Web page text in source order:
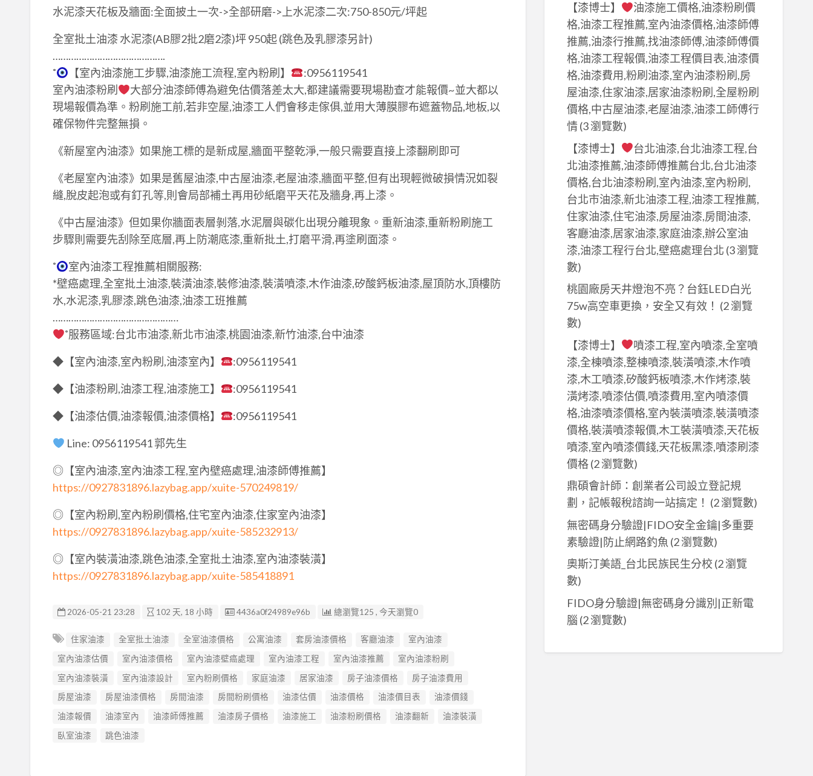
水泥漆天花板及牆面:全面披土一次->全部研磨->上水泥漆二次:750-850元/坪起
全室批土油漆 水泥漆(AB膠2批2磨2漆)坪 950起 (跳色及乳膠漆另計)
…………………………………….
˚
【室內油漆施工步驟,油漆施工流程,室內粉刷】
:0956119541
室內油漆粉刷
大部分油漆師傅為避免估價落差太大,都建議需要現場勘查才能報價~並大都以
現場報價為準。粉刷施工前,若非空屋,油漆工人們會移走傢俱,並用大薄膜膠布遮蓋物品,地板,以
確保物件完整無損。
《新屋室內油漆》如果施工標的是新成屋,牆面平整乾淨,一般只需要直接上漆翻刷即可
《老屋室內油漆》如果是舊屋油漆,中古屋油漆,老屋油漆,牆面平整,但有出現輕微破損情況如裂
縫,脫皮起泡或有釘孔等,則會局部補土再用砂紙磨平天花及牆身,再上漆。
《中古屋油漆》但如果你牆面表層剝落,水泥層與碳化出現分離現象。重新油漆,重新粉刷施工
步驟則需要先刮除至底層,再上防潮底漆,重新批土,打磨平滑,再塗刷面漆。
˚
室內油漆工程推薦相關服務:
*壁癌處理,全室批土油漆,裝潢油漆,裝修油漆,裝潢噴漆,木作油漆,矽酸鈣板油漆,屋頂防水,頂樓防
水,水泥漆,乳膠漆,跳色油漆,油漆工班推薦
…………………………………………
˚服務區域:台北市油漆,新北市油漆,桃園油漆,新竹油漆,台中油漆
◆【室內油漆,室內粉刷,油漆室內】 :0956119541
◆【油漆粉刷,油漆工程,油漆施工】 :0956119541
◆【油漆估價,油漆報價,油漆價格】 :0956119541
Line: 0956119541 郭先生
◎【室內油漆,室內油漆工程,室內壁癌處理,油漆師傅推薦】
https://0927831896.lazybag.app/xuite-570249819/
◎【室內粉刷,室內粉刷價格,住宅室內油漆,住家室內油漆】
https://0927831896.lazybag.app/xuite-585232913/
◎【室內裝潢油漆,跳色油漆,全室批土油漆,室內油漆裝潢】
https://0927831896.lazybag.app/xuite-585418891
2026-05-21 23:28 102 天, 18 小時 廣告编號
4436a0f24989e96b 總瀏覽125 , 今天瀏覽0
住家油漆 全室批土油漆 全室油漆價格 公寓油漆 套房油漆價格 客廳油漆
室內油漆
室內油漆估價
室內油漆價格 室內油漆壁癌處理 室內油漆工程 室內油漆推薦
室內油漆粉刷
室內油漆裝潢
室內油漆設計 室內粉刷價格 家庭油漆 居家油漆 房子油漆價格
房子油漆費用
房屋油漆
房屋油漆價格 房間油漆 房間粉刷價格 油漆估價 油漆價格 油漆價目表
油漆價錢
油漆報價
油漆室內 油漆師傅推薦 油漆房子價格 油漆施工 油漆粉刷價格 油漆翻新
油漆裝潢
臥室油漆
跳色油漆
【漆博士】
油漆施工價格,油漆粉刷價
格,油漆工程推薦,室內油漆價格,油漆師傅
推薦,油漆行推薦,找油漆師傅,油漆師傅價
格,油漆工程報價,油漆工程價目表,油漆價
格,油漆費用,粉刷油漆,室內油漆粉刷,房
屋油漆,住家油漆,居家油漆粉刷,全屋粉刷
價格,中古屋油漆,老屋油漆,油漆工師傅行
情(3 瀏覽數)
【漆博士】
台北油漆,台北油漆工程,台
北油漆推薦,油漆師傅推薦台北,台北油漆
價格,台北油漆粉刷,室內油漆,室內粉刷,
台北市油漆,新北油漆工程,油漆工程推薦,
住家油漆,住宅油漆,房屋油漆,房間油漆,
客廳油漆,居家油漆,家庭油漆,辦公室油
漆,油漆工程行台北,壁癌處理台北 (3 瀏覽
數)
桃園廠房天井燈泡不亮？台鈺LED白光
75w高空車更換，安全又有效！ (2 瀏覽
數)
【漆博士】
噴漆工程,室內噴漆,全室噴
漆,全棟噴漆,整棟噴漆,裝潢噴漆,木作噴
漆,木工噴漆,矽酸鈣板噴漆,木作烤漆,裝
潢烤漆,噴漆估價,噴漆費用,室內噴漆價
格,油漆噴漆價格,室內裝潢噴漆,裝潢噴漆
價格,裝潢噴漆報價,木工裝潢噴漆,天花板
噴漆,室內噴漆價錢,天花板黑漆,噴漆刷漆
價格(2 瀏覽數)
鼎碩會計師：創業者公司設立登記規
劃，記帳報稅諮詢一站搞定！ (2 瀏覽數)
無密碼身分驗證|FIDO安全金鑰|多重要
素驗證|防止網路釣魚 (2 瀏覽數)
奧斯汀美語_台北民族民生分校 (2 瀏覽
數)
FIDO身分驗證|無密碼身分識別|正新電
腦 (2 瀏覽數)